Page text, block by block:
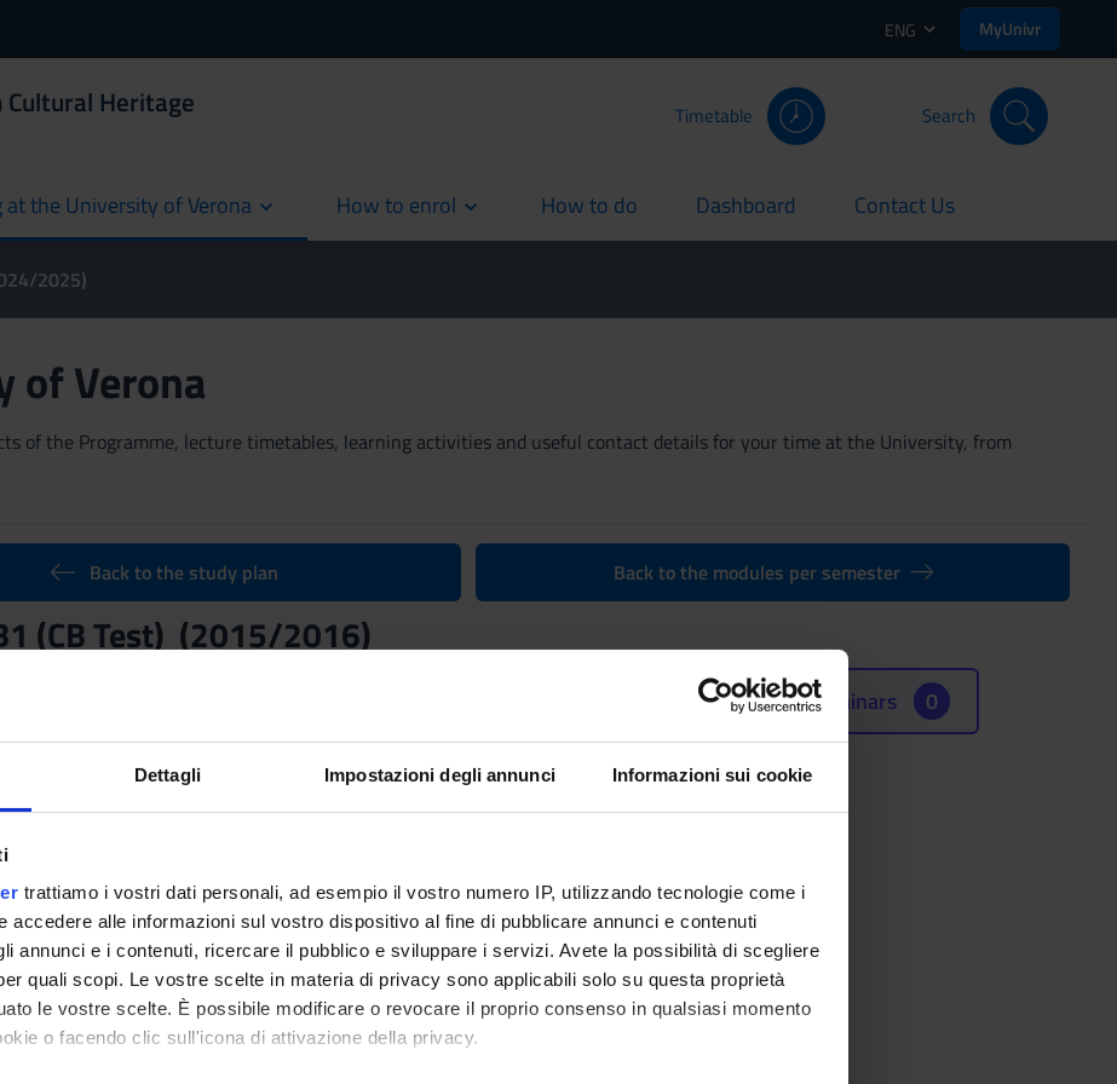
Dettagli Impostazioni degli annunci Informazioni sui cookie
trattiamo i vostri dati personali, ad esempio il vostro numero IP, utilizzando tecnologie come i
accedere alle informazioni sul vostro dispositivo al fine di pubblicare annunci e contenuti
annunci e i contenuti, ricercare il pubblico e sviluppare i servizi. Avete la possibilità di scegliere
quali scopi. Le vostre scelte in materia di privacy sono applicabili solo su questa proprietà
le vostre scelte. È possibile modificare o revocare il proprio consenso in qualsiasi momento
o facendo clic sull'icona di attivazione della privacy.
ENG MyUnivr
Cultural Heritage Timetable Search
at the University of Verona How to enrol How to do
current Dashboard
current Contact Us
current
2025)
of Verona
of the Programme, lecture timetables, learning activities and useful contact details for your time at the University, from
Back to the study plan Back to the modules per semester
(CB Test) (2015/2016)
Scientific Disciplinary Sector (SSD)
NN - -
Seminars 0